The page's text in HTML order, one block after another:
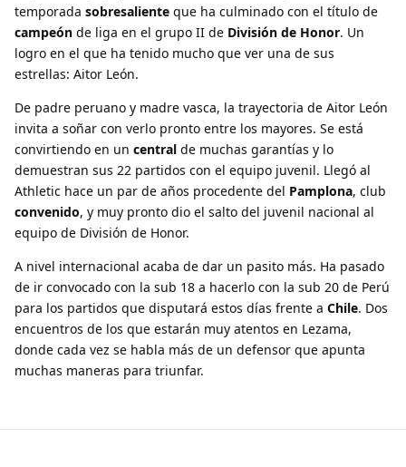
temporada sobresaliente que ha culminado con el título de
campeón de liga en el grupo II de División de Honor. Un
logro en el que ha tenido mucho que ver una de sus
estrellas: Aitor León.
De padre peruano y madre vasca, la trayectoria de Aitor León
invita a soñar con verlo pronto entre los mayores. Se está
convirtiendo en un central de muchas garantías y lo
demuestran sus 22 partidos con el equipo juvenil. Llegó al
Athletic hace un par de años procedente del Pamplona, club
convenido, y muy pronto dio el salto del juvenil nacional al
equipo de División de Honor.
A nivel internacional acaba de dar un pasito más. Ha pasado
de ir convocado con la sub 18 a hacerlo con la sub 20 de Perú
para los partidos que disputará estos días frente a Chile. Dos
encuentros de los que estarán muy atentos en Lezama,
donde cada vez se habla más de un defensor que apunta
muchas maneras para triunfar.